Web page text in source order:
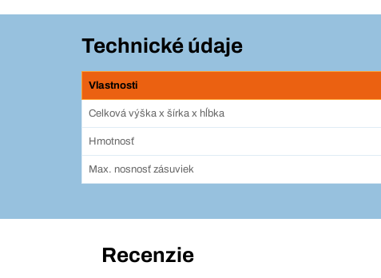
Technické údaje
Vlastnosti
Celková výška x šírka x hĺbka
Hmotnosť
Max. nosnosť zásuviek
Recenzie